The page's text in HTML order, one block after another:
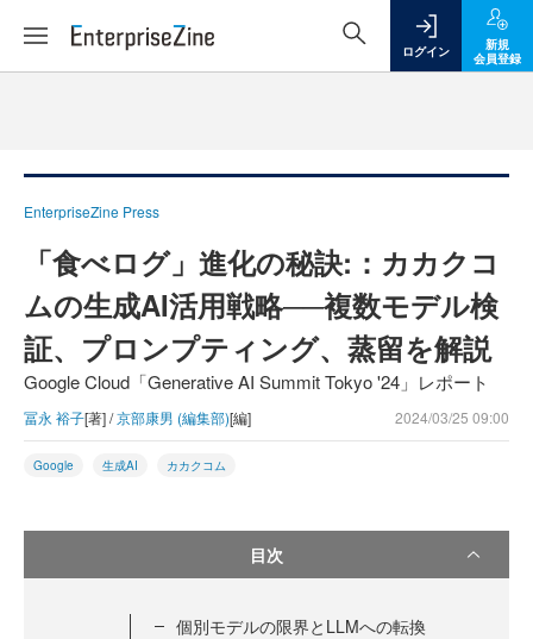
ログイン
新規
会員登録
EnterpriseZine Press
「食べログ」進化の秘訣:：カカクコ
ムの生成AI活用戦略──複数モデル検
証、プロンプティング、蒸留を解説
Google Cloud「Generative AI Summit Tokyo '24」レポート
冨永 裕子[著] /京部康男 (編集部)[編] 2024/03/25 09:00
Google 生成AI カカクコム
目次
個別モデルの限界とLLMへの転換